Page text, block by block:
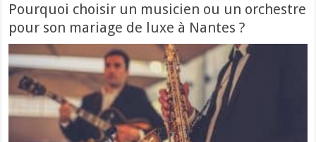
Pourquoi choisir un musicien ou un orchestre
pour son mariage de luxe à Nantes ?